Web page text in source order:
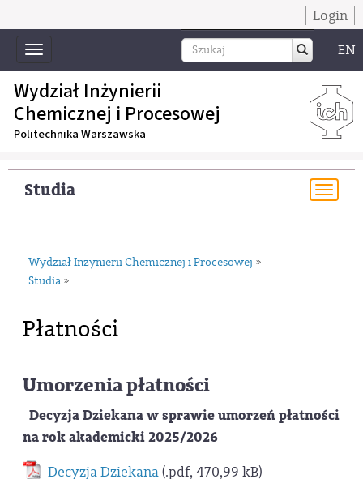
Login
Toggle
navigation
EN
Wydział Inżynierii
Chemicznej i Procesowej
Politechnika Warszawska
Studia
Wydział Inżynierii Chemicznej i Procesowej »
Studia »
Płatności
Umorzenia płatności
Decyzja Dziekana w sprawie umorzeń płatności
na rok akademicki 2025/2026
Decyzja Dziekana(.pdf, 470,99 kB)